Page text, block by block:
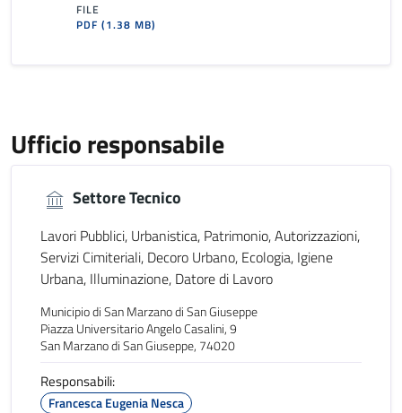
FILE
PDF(1.38 MB)
Ufficio responsabile
Settore Tecnico
Lavori Pubblici, Urbanistica, Patrimonio, Autorizzazioni,
Servizi Cimiteriali, Decoro Urbano, Ecologia, Igiene
Urbana, Illuminazione, Datore di Lavoro
Municipio di San Marzano di San Giuseppe
Piazza Universitario Angelo Casalini, 9
San Marzano di San Giuseppe, 74020
Responsabili:
Francesca Eugenia Nesca